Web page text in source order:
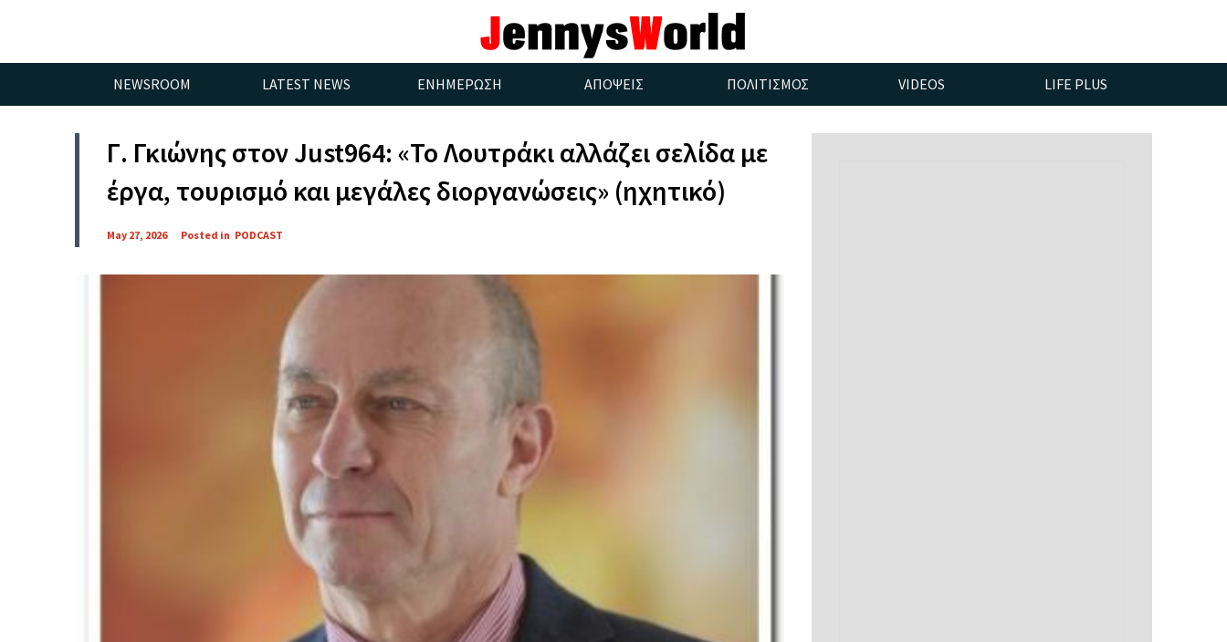
NEWSROOM LATEST NEWS ΕΝΗΜΕΡΩΣΗ ΑΠΟΨΕΙΣ ΠΟΛΙΤΙΣΜΟΣ VIDEOS LIFE PLUS
Γ. Γκιώνης στον Just964: «Το Λουτράκι αλλάζει σελίδα με
έργα, τουρισμό και μεγάλες διοργανώσεις» (ηχητικό)
May 27, 2026 Posted in PODCAST